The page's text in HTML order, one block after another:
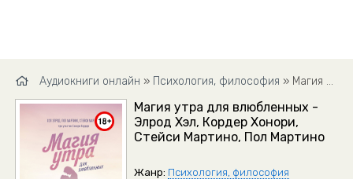
Аудиокниги онлайн » Психология, философия » Магия утра для влюбленных - Элрод Хэл, Кордер Хонори, Стейси Мартино, Пол Мартино
Магия утра для влюбленных -
Элрод Хэл, Кордер Хонори,
Стейси Мартино, Пол Мартино
Жанр: Психология, философия